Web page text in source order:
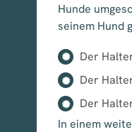
Hunde
seinem Hund
Der
Der
Der
In einem